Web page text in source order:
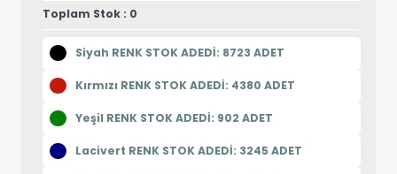
Toplam Stok : 0
Siyah RENK STOK ADEDİ: 8723 ADET
Kırmızı RENK STOK ADEDİ: 4380 ADET
Yeşil RENK STOK ADEDİ: 902 ADET
Lacivert RENK STOK ADEDİ: 3245 ADET